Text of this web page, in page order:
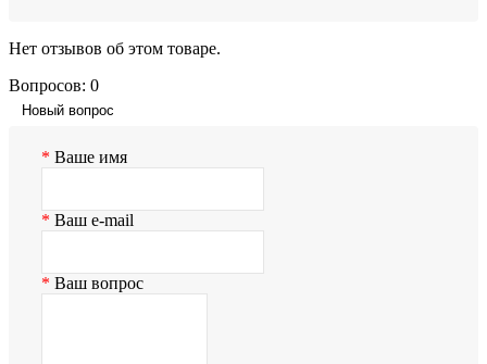
Нет отзывов об этом товаре.
Вопросов: 0
Новый вопрос
Ваше имя
Ваш e-mail
Ваш вопрос